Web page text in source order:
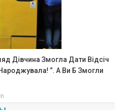
Дівчина Змогла Дати Відсіч
”. А Ви Б Змогли